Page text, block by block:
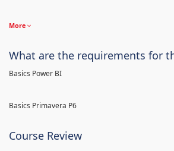
More
What are the requirements for
Basics Power BI
Basics Primavera P6
Course Review